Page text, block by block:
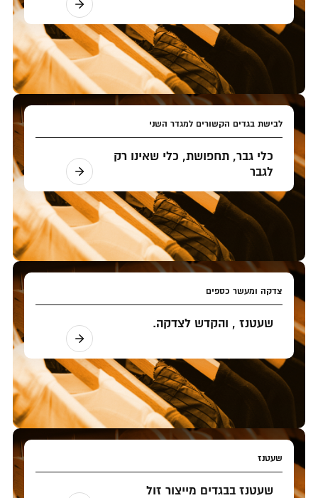
לבישת בגדים הקשורים למגדר השני
כלי גבר, תחפושת, כלי שאינו רק
לגבר
צדקה ומעשר כספים
שעטנז , והקדש לצדקה.
שעטנז
שעטנז בבגדים מייצור זול